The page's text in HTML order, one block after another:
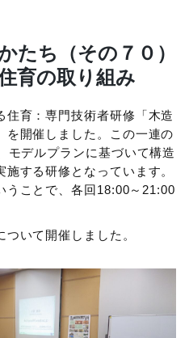
たち（その７０）
育の取り組み
育：専門技術者研修「木造
を開催しました。この一連の
モデルプランに基づいて構造
する研修となっています。
うことで、各回18:00～21:00
いて開催しました。